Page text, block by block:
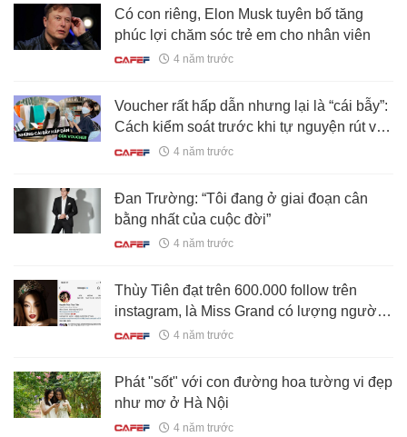
Có con riêng, Elon Musk tuyên bố tăng
phúc lợi chăm sóc trẻ em cho nhân viên
4 năm trước
Voucher rất hấp dẫn nhưng lại là “cái bẫy”:
Cách kiểm soát trước khi tự nguyện rút ví
rồi nợ nần4 năm trước
Đan Trường: “Tôi đang ở giai đoạn cân
bằng nhất của cuộc đời”
4 năm trước
Thùy Tiên đạt trên 600.000 follow trên
instagram, là Miss Grand có lượng người
theo dõi lớn nhất
4 năm trước
Phát "sốt" với con đường hoa tường vi đẹp
như mơ ở Hà Nội
4 năm trước